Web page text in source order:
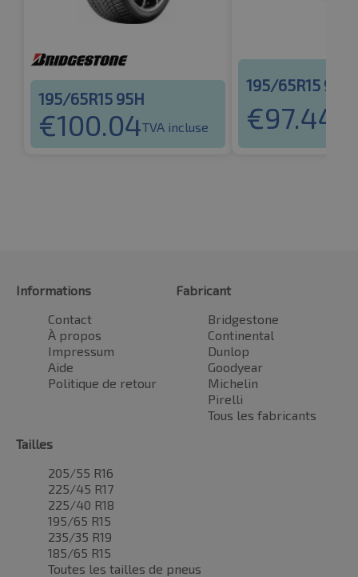
195/65R15 95H
€100.04TVA incluse
195/65R15 95H
€97.44
Informations
Contact
À propos
Impressum
Aide
Politique de retour
Fabricant
Bridgestone
Continental
Dunlop
Goodyear
Michelin
Pirelli
Tous les fabricants
Tailles
205/55 R16
225/45 R17
225/40 R18
195/65 R15
235/35 R19
185/65 R15
Toutes les tailles de pneus